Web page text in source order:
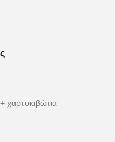
χαρτοκιβώτια